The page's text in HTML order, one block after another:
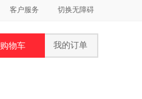
客户服务 切换无障碍
购物车 我的订单